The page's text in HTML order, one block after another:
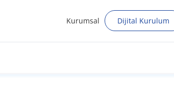
Kurumsal Dijital Kurulum